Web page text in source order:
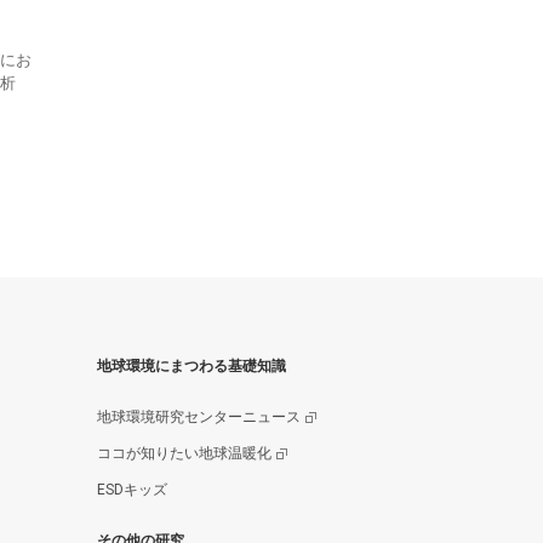
お
地球環境にまつわる基礎知識
地球環境研究センターニュース
ココが知りたい地球温暖化
ESDキッズ